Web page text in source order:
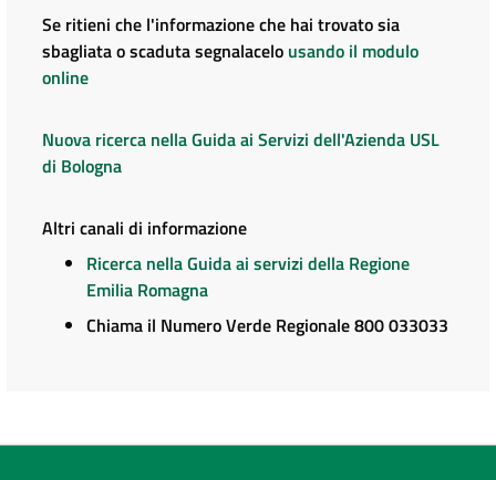
Se ritieni che l'informazione che hai trovato sia
sbagliata o scaduta segnalacelo usando il modulo
online
Nuova ricerca nella Guida ai Servizi dell'Azienda USL
di Bologna
Altri canali di informazione
Ricerca nella Guida ai servizi della Regione
Emilia Romagna
Chiama il Numero Verde Regionale 800 033033